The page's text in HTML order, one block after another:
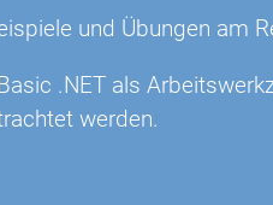
und Übungen am
.NET als
werden.